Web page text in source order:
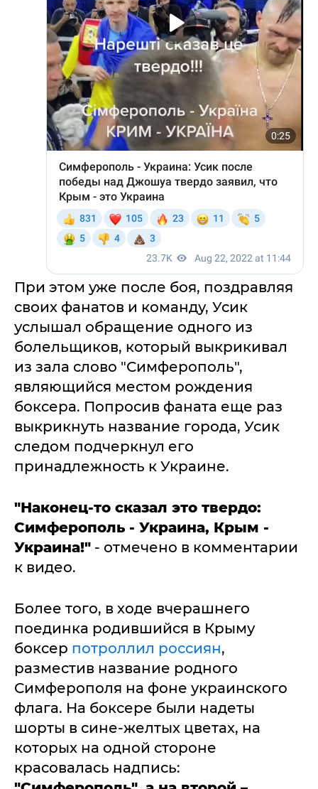
При этом уже после боя, поздравляя
своих фанатов и команду, Усик
услышал обращение одного из
болельщиков, который выкрикивал
из зала слово "Симферополь",
являющийся местом рождения
боксера. Попросив фаната еще раз
выкрикнуть название города, Усик
следом подчеркнул его
принадлежность к Украине.
"Наконец-то сказал это твердо:
Симферополь - Украина, Крым -
Украина!" - отмечено в комментарии
к видео.
Более того, в ходе вчерашнего
поединка родившийся в Крыму
боксер потроллил россиян,
разместив название родного
Симферополя на фоне украинского
флага. На боксере были надеты
шорты в сине-желтых цветах, на
которых на одной стороне
красовалась надпись: